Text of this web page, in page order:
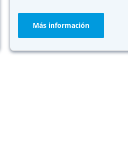
Más información